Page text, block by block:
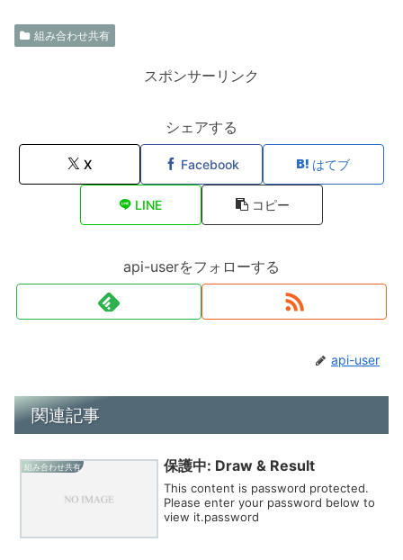
組み合わせ共有
スポンサーリンク
シェアする
X Facebook はてブ
LINE コピー
api-userをフォローする
api-user
関連記事
組み合わせ共有 保護中: Draw & Result
This content is password protected.
Please enter your password below to
view it.password